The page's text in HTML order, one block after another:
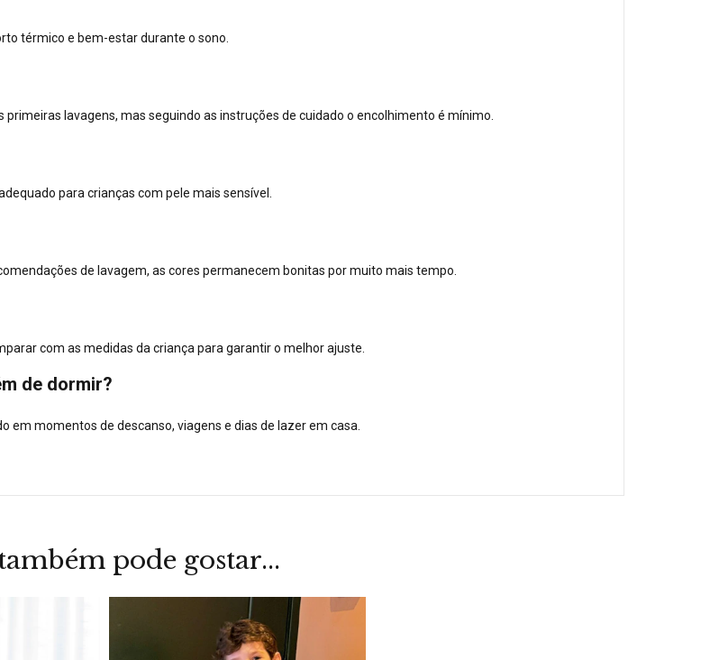
térmico e bem-estar durante o sono.
lavagens, mas seguindo as instruções de cuidado o encolhimento é mínimo.
para crianças com pele mais sensível.
de lavagem, as cores permanecem bonitas por muito mais tempo.
com as medidas da criança para garantir o melhor ajuste.
de dormir?
momentos de descanso, viagens e dias de lazer em casa.
pode gostar...